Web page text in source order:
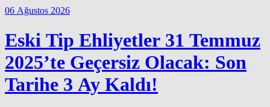
06 Ağustos 2026
Eski Tip Ehliyetler 31 Temmuz
2025’te Geçersiz Olacak: Son
Tarihe 3 Ay Kaldı!